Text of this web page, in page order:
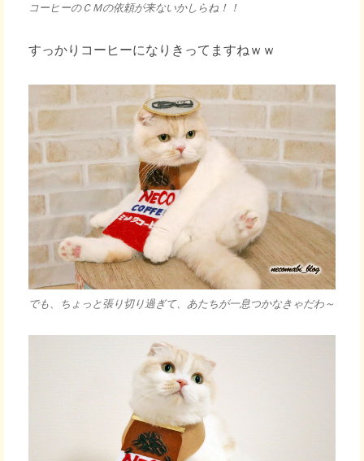
コーヒーのＣＭの依頼が来ないかしらね！！
すっかりコーヒーになりきってますねｗｗ
でも、ちょっと張り切り過ぎて、あたちが一息つかなきゃだわ～